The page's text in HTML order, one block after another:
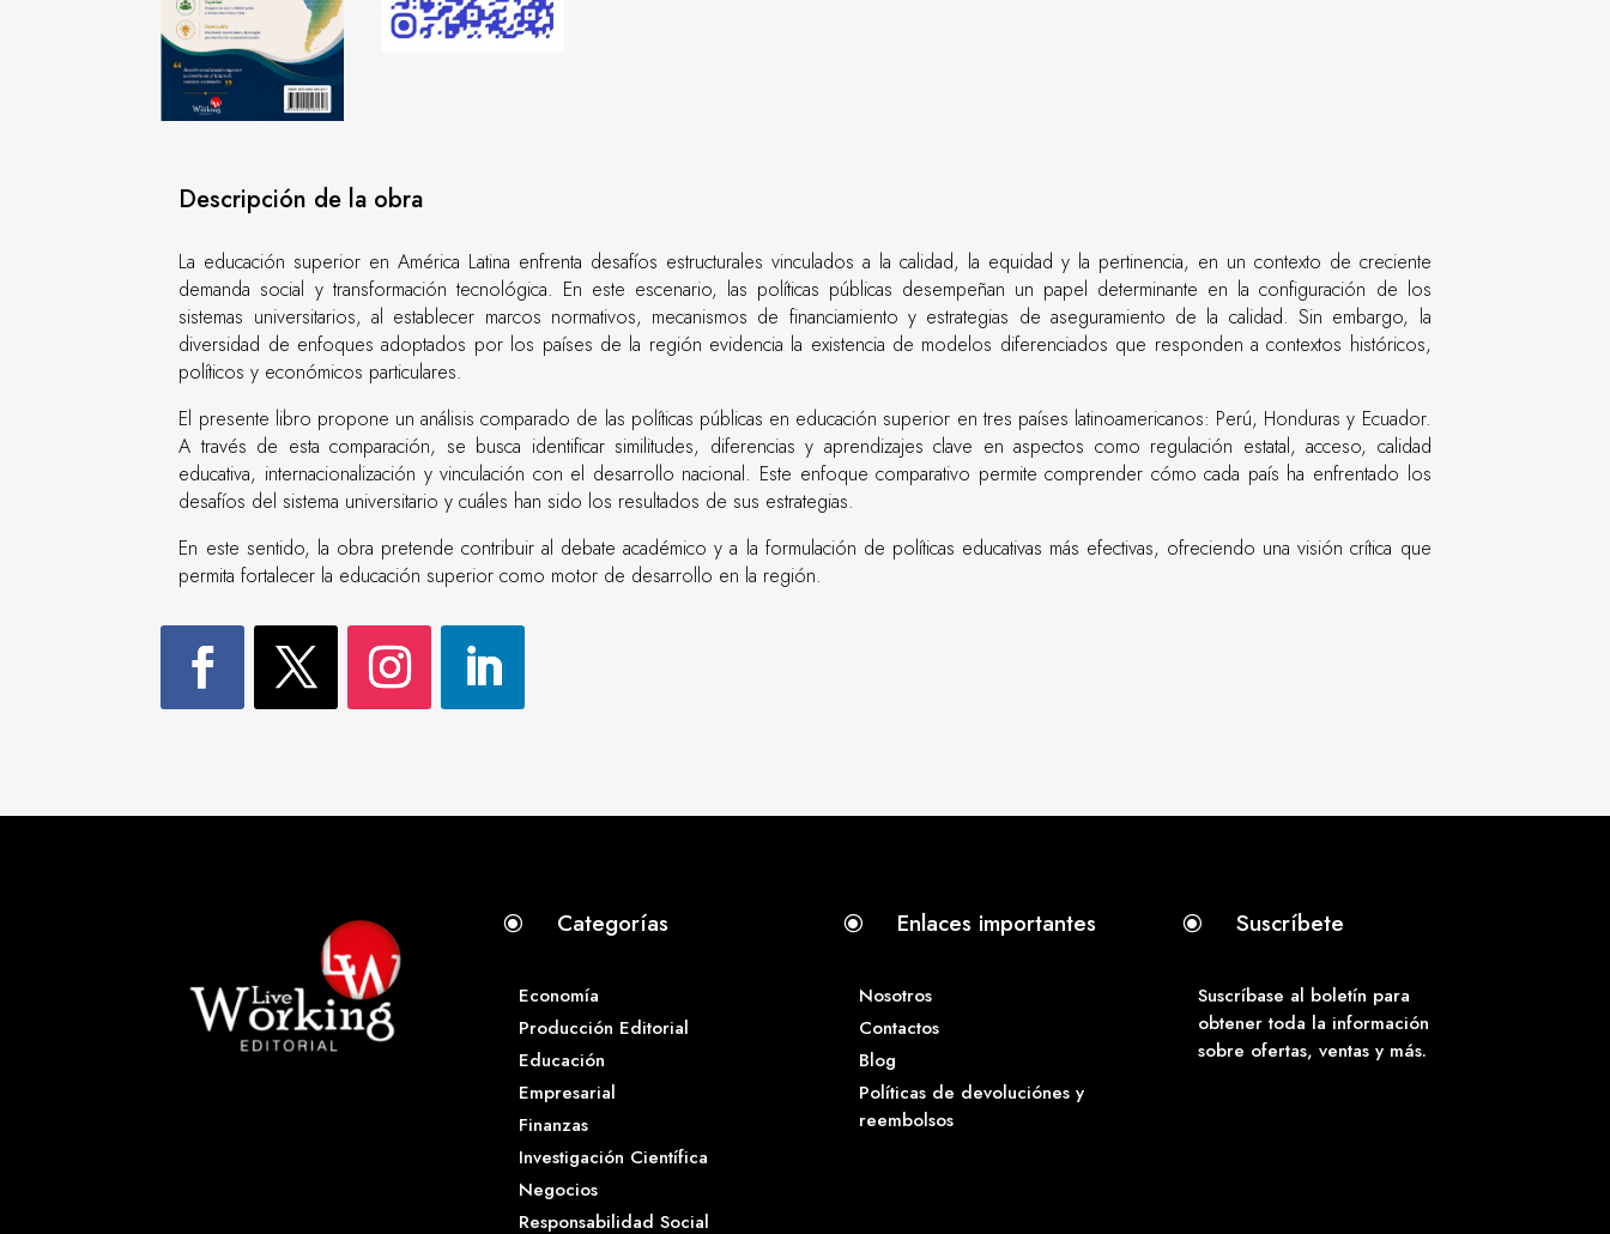
Descripción de la obra
La educación superior en América Latina enfrenta desafíos estructurales vinculados a la calidad, la equidad y la pertinencia, en un contexto de creciente
demanda social y transformación tecnológica. En este escenario, las políticas públicas desempeñan un papel determinante en la configuración de los
sistemas universitarios, al establecer marcos normativos, mecanismos de financiamiento y estrategias de aseguramiento de la calidad. Sin embargo, la
diversidad de enfoques adoptados por los países de la región evidencia la existencia de modelos diferenciados que responden a contextos históricos,
políticos y económicos particulares.
El presente libro propone un análisis comparado de las políticas públicas en educación superior en tres países latinoamericanos: Perú, Honduras y Ecuador.
A través de esta comparación, se busca identificar similitudes, diferencias y aprendizajes clave en aspectos como regulación estatal, acceso, calidad
educativa, internacionalización y vinculación con el desarrollo nacional. Este enfoque comparativo permite comprender cómo cada país ha enfrentado los
desafíos del sistema universitario y cuáles han sido los resultados de sus estrategias.
En este sentido, la obra pretende contribuir al debate académico y a la formulación de políticas educativas más efectivas, ofreciendo una visión crítica que
permita fortalecer la educación superior como motor de desarrollo en la región.
\ Categorías
Economía
Producción Editorial
Educación
Empresarial
Finanzas
Investigación Científica
Negocios
Responsabilidad Social
\ Enlaces importantes
Nosotros
Contactos
Blog
Políticas de devoluciónes y
reembolsos
\ Suscríbete
Suscríbase al boletín para
obtener toda la información
sobre ofertas, ventas y más.